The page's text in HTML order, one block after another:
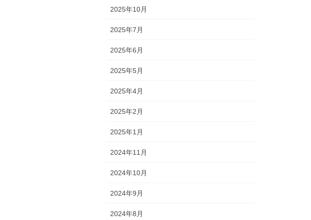
2025年10月
2025年7月
2025年6月
2025年5月
2025年4月
2025年2月
2025年1月
2024年11月
2024年10月
2024年9月
2024年8月